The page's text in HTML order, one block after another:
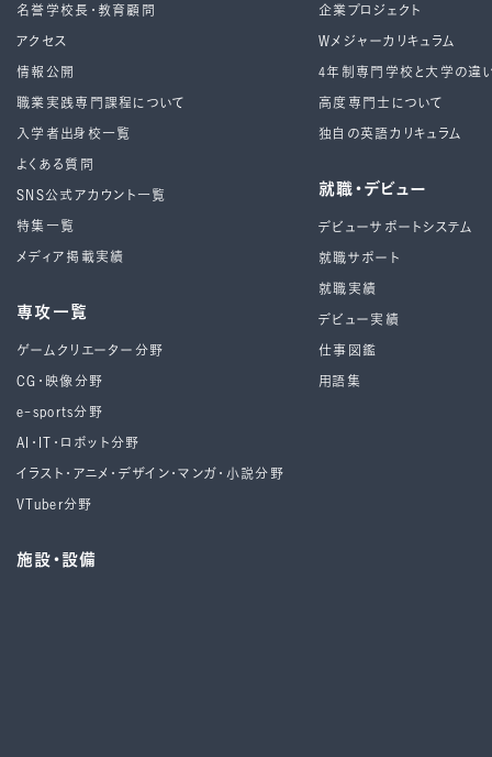
名誉学校長・教育顧問
アクセス
情報公開
職業実践専門課程について
入学者出身校一覧
よくある質問
SNS公式アカウント一覧
特集一覧
メディア掲載実績
専攻一覧
ゲームクリエーター分野
CG・映像分野
e-sports分野
AI・IT・ロボット分野
イラスト・アニメ・デザイン・マンガ・小説分野
VTuber分野
施設・設備
企業プロジェクト
Wメジャーカリキュラム
4年制専⾨学校と⼤学の違
高度専門士について
独自の英語カリキュラム
就職・デビュー
デビューサポートシステム
就職サポート
就職実績
デビュー実績
仕事図鑑
用語集